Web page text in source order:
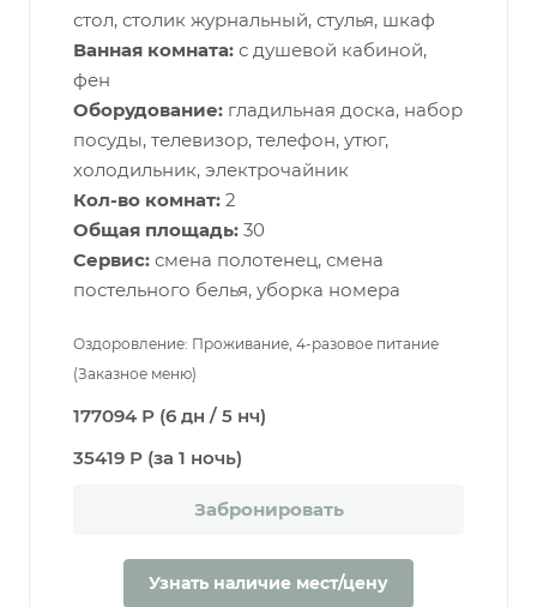
стол, столик журнальный, стулья, шкаф
Ванная комната: с душевой кабиной,
фен
Оборудование: гладильная доска, набор
посуды, телевизор, телефон, утюг,
холодильник, электрочайник
Кол-во комнат: 2
Общая площадь: 30
Сервис: смена полотенец, смена
постельного белья, уборка номера
Оздоровление: Проживание, 4-разовое питание
(Заказное меню)
177094 Р (6 дн / 5 нч)
35419 Р (за 1 ночь)
Забронировать
Узнать наличие мест/цену